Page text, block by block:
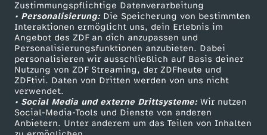
Zustimmungspflichtige Datenverarbeitung
• Personalisierung:Die Speicherung von bestimmten
Interaktionen ermöglicht uns, dein Erlebnis im
Angebot des ZDF an dich anzupassen und
Personalisierungsfunktionen anzubieten. Dabei
personalisieren wir ausschließlich auf Basis deiner
Nutzung von ZDF Streaming, der ZDFheute und
ZDFtivi. Daten von Dritten werden von uns nicht
verwendet.
• Social Media und externe Drittsysteme:Wir nutzen
Social-Media-Tools und Dienste von anderen
Anbietern. Unter anderem um das Teilen von Inhalten
Livestreams
Sendungen A-Z
TV-Programm
Zuschauerservice
Hilfe
ZDF Unternehmen
Karriere